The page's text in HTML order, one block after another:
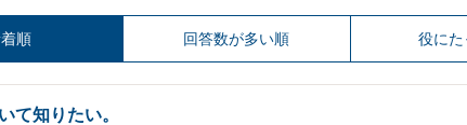
順 回答数が多い順 役に
て知りたい。